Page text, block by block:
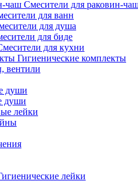
Смесители для раковин-
для ванн
для душа
для биде
для кухни
Гигиенические комплекты
вентили
души
души
лейки
лейки